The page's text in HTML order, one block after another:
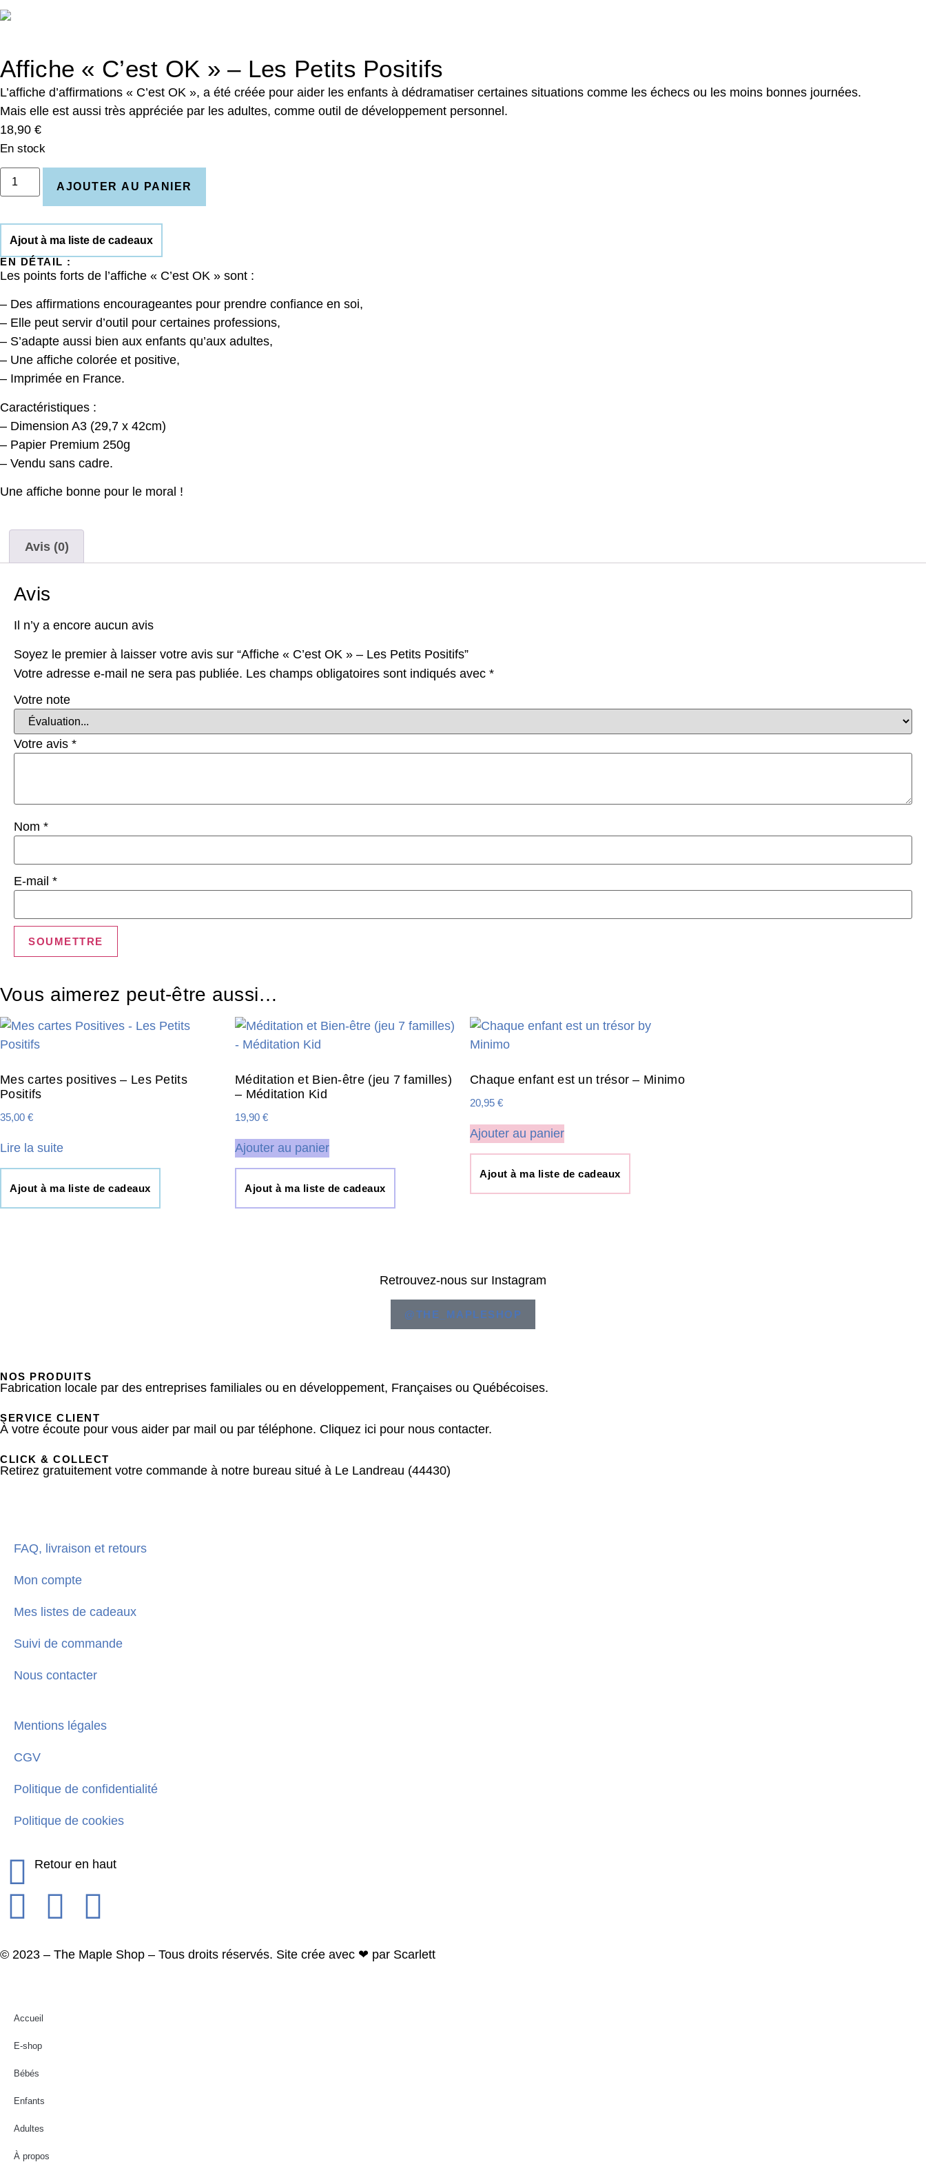
Affiche « C’est OK » – Les Petits Positifs
L’affiche d’affirmations « C’est OK », a été créée pour aider les enfants à dédramatiser certaines situations comme les échecs ou les moins bonnes journées.
Mais elle est aussi très appréciée par les adultes, comme outil de développement personnel.
18,90 €
En stock
AJOUTER AU PANIER
Ajout à ma liste de cadeaux
EN DÉTAIL :
Les points forts de l’affiche « C’est OK » sont :
– Des affirmations encourageantes pour prendre confiance en soi,
– Elle peut servir d’outil pour certaines professions,
– S’adapte aussi bien aux enfants qu’aux adultes,
– Une affiche colorée et positive,
– Imprimée en France.
Caractéristiques :
– Dimension A3 (29,7 x 42cm)
– Papier Premium 250g
– Vendu sans cadre.
Une affiche bonne pour le moral !
Avis (0)
Avis
Il n’y a encore aucun avis
Soyez le premier à laisser votre avis sur “Affiche « C’est OK » – Les Petits Positifs”
Votre adresse e-mail ne sera pas publiée. Les champs obligatoires sont indiqués avec *
Votre note
Votre avis *
Nom *
E-mail *
Vous aimerez peut-être aussi…
Mes cartes positives – Les Petits
Positifs
35,00 €
Lire la suite
Ajout à ma liste de cadeaux
Méditation et Bien-être (jeu 7 familles)
– Méditation Kid
19,90 €
Ajouter au panier
Ajout à ma liste de cadeaux
Chaque enfant est un trésor – Minimo
20,95 €
Ajouter au panier
Ajout à ma liste de cadeaux
Retrouvez-nous sur Instagram
@THE_MAPLESHOP
NOS PRODUITS
Fabrication locale par des entreprises familiales ou en développement, Françaises ou Québécoises.
SERVICE CLIENT
À votre écoute pour vous aider par mail ou par téléphone. Cliquez ici pour nous contacter.
CLICK & COLLECT
Retirez gratuitement votre commande à notre bureau situé à Le Landreau (44430)
FAQ, livraison et retours
Mon compte
Mes listes de cadeaux
Suivi de commande
Nous contacter
Mentions légales
CGV
Politique de confidentialité
Politique de cookies
Retour en haut
© 2023 – The Maple Shop – Tous droits réservés. Site crée avec ❤ par Scarlett
Accueil
E-shop
Bébés
Enfants
Adultes
À propos